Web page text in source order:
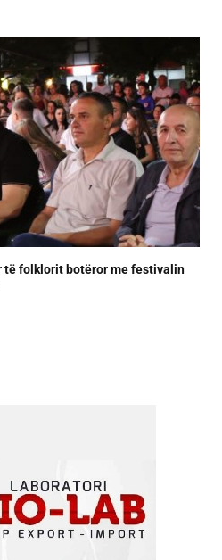
të folklorit botëror me festivalin